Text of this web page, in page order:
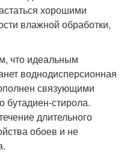
хорошими
влажной обработки,
что идеальным
воднодисперсионная
связующими
бутадиен-стирола.
длительного
обоев и не